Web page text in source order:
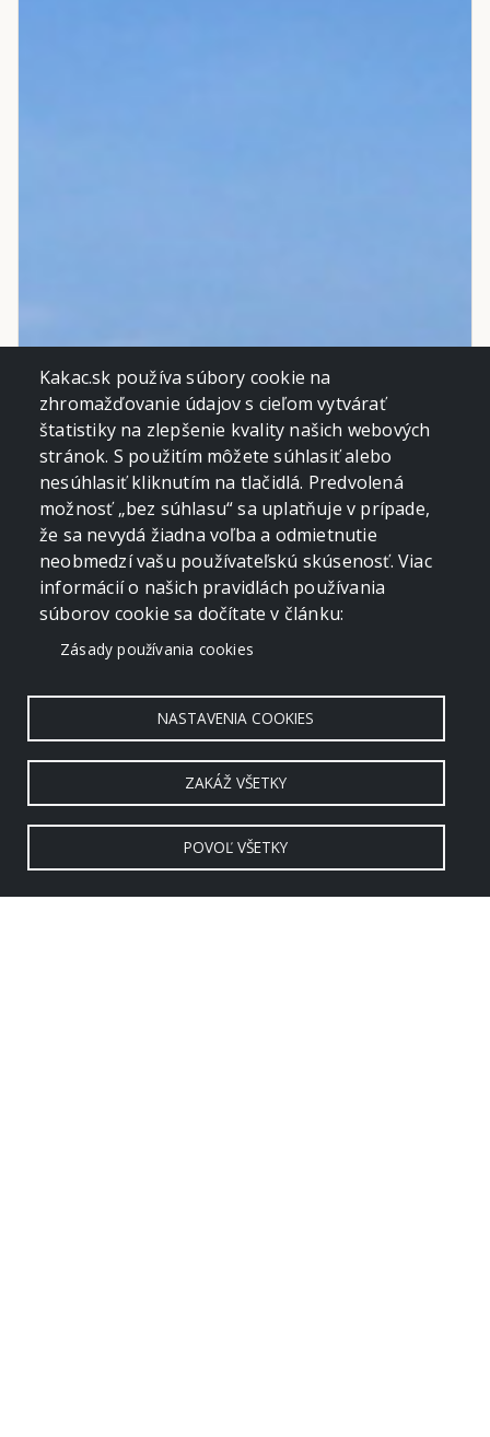
Kakac.sk používa súbory cookie na
zhromažďovanie údajov s cieľom vytvárať
štatistiky na zlepšenie kvality našich webových
stránok. S použitím môžete súhlasiť alebo
nesúhlasiť kliknutím na tlačidlá. Predvolená
možnosť „bez súhlasu“ sa uplatňuje v prípade,
že sa nevydá žiadna voľba a odmietnutie
neobmedzí vašu používateľskú skúsenosť. Viac
informácií o našich pravidlách používania
súborov cookie sa dočítate v článku:
Zásady používania cookies
NASTAVENIA COOKIES
ZAKÁŽ VŠETKY
POVOĽ VŠETKY